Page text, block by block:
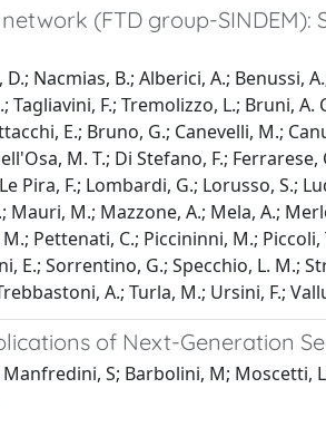
(FTD group-
Nacmias, B.; Alberici, A.; Benussi,
Tagliavini, F.; Tremolizzo, L.; Bruni,
E.; Bruno, G.; Canevelli, M.;
M. T.; Di Stefano, F.;
Pira, F.; Lombardi, G.; Lorusso, S.;
M.; Mazzone, A.; Mela, A.;
Pettenati, C.; Piccininni, M.;
E.; Sorrentino, G.; Specchio, L. M.;
A.; Turla, M.; Ursini, F.;
of Next-Generation
S; Barbolini, M;